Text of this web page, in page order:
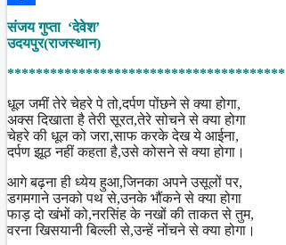
Share
संजय गुप्ता ‘देवेश’
उदयपुर(राजस्थान)
***************************************
धूल जमीं तेरे चेहरे पे तो,दर्पण पोंछने से क्या होगा,
अक्स दिखाता है तेरी सूरत,तेरे सोचने से क्या होगा
चेहरे की धूल को जरा,साफ करके देख ये आईना,
दर्पण झूठ नहीं कहता है,उसे कोसने से क्या होगा।
आगे बढ़ना ही ध्येय हुआ,जिनका अपने उसूलों पर,
डगमगाने उनको पथ से,उनके भौंकने से क्या होगा
फाड़ दो खंभों को,नरसिंह के नखों की ताकत से तुम,
वरना खिसयानी बिल्ली से,उन्हें नोंचने से क्या होगा।